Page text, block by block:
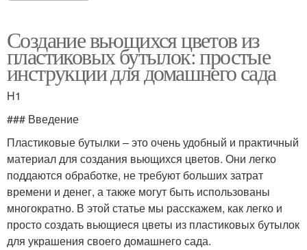
Создание вьющихся цветов из
пластиковых бутылок: простые
инструкции для домашнего сада
H1
### Введение
Пластиковые бутылки – это очень удобный и практичный
материал для создания вьющихся цветов. Они легко
поддаются обработке, не требуют больших затрат
времени и денег, а также могут быть использованы
многократно. В этой статье мы расскажем, как легко и
просто создать вьющиеся цветы из пластиковых бутылок
для украшения своего домашнего сада.